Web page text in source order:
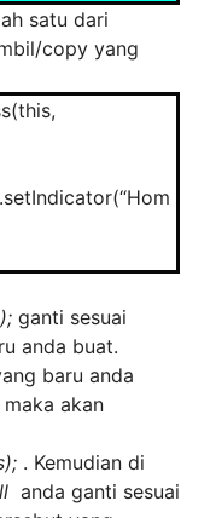
satu dari
copy yang
ganti sesuai
anda buat.
baru anda
maka akan
. Kemudian di
anda ganti sesuai